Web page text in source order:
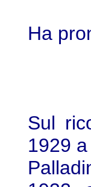
Ha
Sul
1929